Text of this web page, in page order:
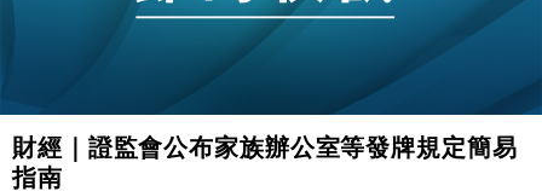
財經｜證監會公布家族辦公室等發牌規定簡易
指南